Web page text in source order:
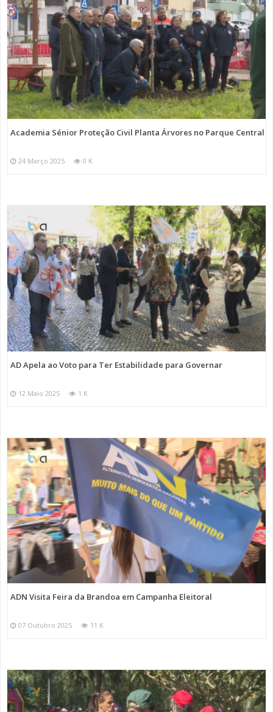
Academia Sénior Proteção Civil Planta Árvores no Parque Central
24 Março 2025 0 K
AD Apela ao Voto para Ter Estabilidade para Governar
12 Maio 2025 1 K
ADN Visita Feira da Brandoa em Campanha Eleitoral
07 Outubro 2025 11 K